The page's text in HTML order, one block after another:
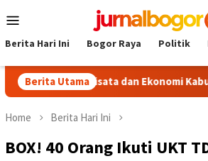
to
Menu
Berita Hari Ini Bogor Raya Politik
Berita Utama
Pariwisata dan Ekonomi Kabupaten
Home Berita Hari Ini
BOX! 40 Orang Ikuti UKT